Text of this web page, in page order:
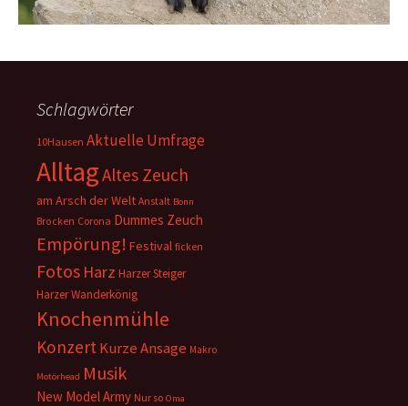
Schlagwörter
10Hausen Aktuelle Umfrage
AlltagAltes Zeuch
am Arsch der Welt Anstalt Bonn
Brocken Corona Dummes Zeuch
Empörung! Festival ficken
Fotos Harz Harzer Steiger
Harzer Wanderkönig
Knochenmühle
KonzertKurze Ansage Makro
Motörhead Musik
New Model Army Nur so Oma